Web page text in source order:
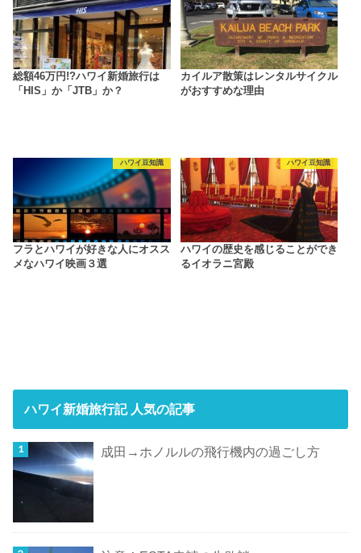
総額46万円!?ハワイ新婚旅行は
「HIS」か「JTB」か？
カイルア散策はレンタルサイクル
がおすすめな理由
ハワイ豆知識
フラとハワイが好きな人にオスス
メなハワイ映画３選
ハワイ豆知識
ハワイの歴史を感じることができ
るイオラニ宮殿
ハワイ新婚旅行記 人気の記事
成田→ホノルルの飛行機内の過ごし方